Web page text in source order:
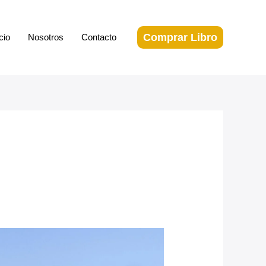
Nosotros Contacto Comprar Libro